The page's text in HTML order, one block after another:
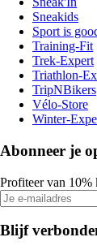
Sneakids
Sport is
Training-Fit
Trek-Expert
Triathlon-
TripNBikers
Vélo-Store
Winter-
Abonneer je
Profiteer van 10%
Blijf